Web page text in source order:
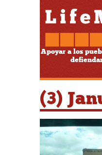
Apoyar a los
(3)